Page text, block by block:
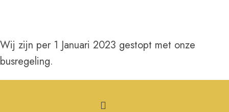
Wij zijn per 1 Januari 2023 gestopt met onze
busregeling.